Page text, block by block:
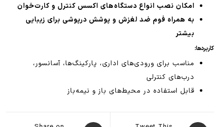
امکان نصب انواع دستگاه‌های اکسس کنترل و کارت‌خوان
به همراه فوم ضد لغزش و پوشش درپوشی برای زیبایی
بیشتر
کاربردها:
مناسب برای ورودی‌های اداری، پارکینگ‌ها، آسانسور،
درب‌های کنترلی
قابل استفاده در محیط‌های باز و نیمه‌باز